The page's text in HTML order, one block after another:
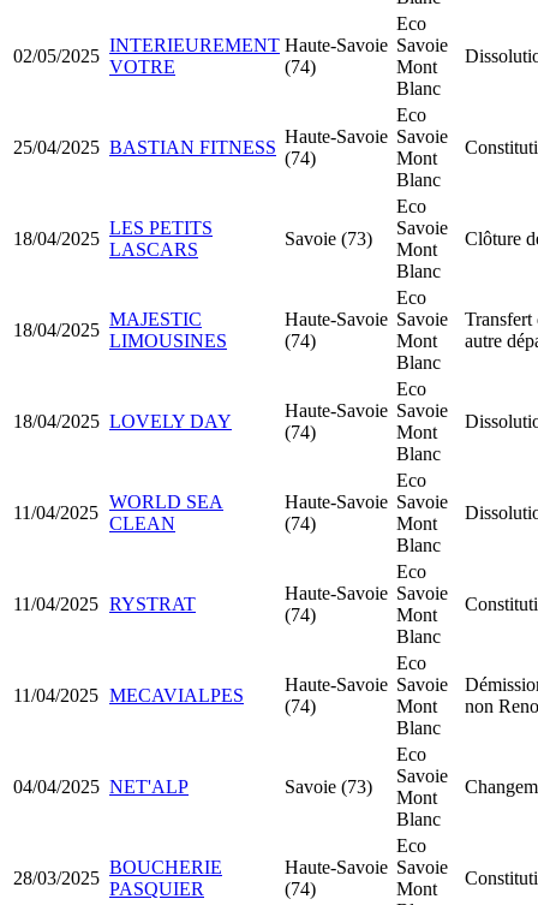
02/05/2025
INTERIEUREMENT
VOTRE
Haute-Savoie
(74)
Eco
Savoie
Mont
Blanc
25/04/2025 BASTIAN FITNESS
Haute-Savoie
(74)
Eco
Savoie
Mont
Blanc
18/04/2025
LES PETITS
LASCARS
Savoie (73)
Eco
Savoie
Mont
Blanc
Clôture
18/04/2025
MAJESTIC
LIMOUSINES
Haute-Savoie
(74)
Eco
Savoie
Mont
Blanc
Transfert
autre
18/04/2025 LOVELY DAY
Haute-Savoie
(74)
Eco
Savoie
Mont
Blanc
11/04/2025
WORLD SEA
CLEAN
Haute-Savoie
(74)
Eco
Savoie
Mont
Blanc
11/04/2025 RYSTRAT
Haute-Savoie
(74)
Eco
Savoie
Mont
Blanc
11/04/2025 MECAVIALPES
Haute-Savoie
(74)
Eco
Savoie
Mont
Blanc
non
04/04/2025 NET'ALP Savoie (73)
Eco
Savoie
Mont
Blanc
28/03/2025
BOUCHERIE
PASQUIER
Haute-Savoie
(74)
Eco
Savoie
Mont